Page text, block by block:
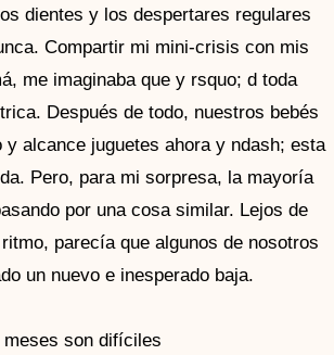
dientes y los despertares regulares
Compartir mi mini-crisis con mis
me imaginaba que y rsquo; d toda
Después de todo, nuestros bebés
y alcance juguetes ahora y ndash; esta
Pero, para mi sorpresa, la mayoría
por una cosa similar. Lejos de
parecía que algunos de nosotros
un nuevo e inesperado baja.
son difíciles